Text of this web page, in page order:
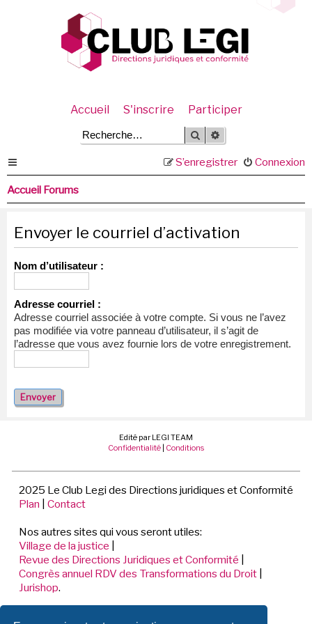
Accueil S'inscrire Participer
Rechercher
Connexion
S’enregistrer
Accueil Forums
Envoyer le courriel d’activation
Nom d’utilisateur :
Adresse courriel :
Adresse courriel associée à votre compte. Si vous ne l’avez
pas modifiée via votre panneau d’utilisateur, il s’agit de
l’adresse que vous avez fournie lors de votre enregistrement.
Edité par LEGI TEAM
Confidentialité | Conditions
2025 Le Club Legi des Directions juridiques et Conformité
Plan
Contact
Nos autres sites qui vous seront utiles:
Village de la justice
Revue des Directions Juridiques et Conformité
Congrès annuel RDV des Transformations du Droit
Jurishop.